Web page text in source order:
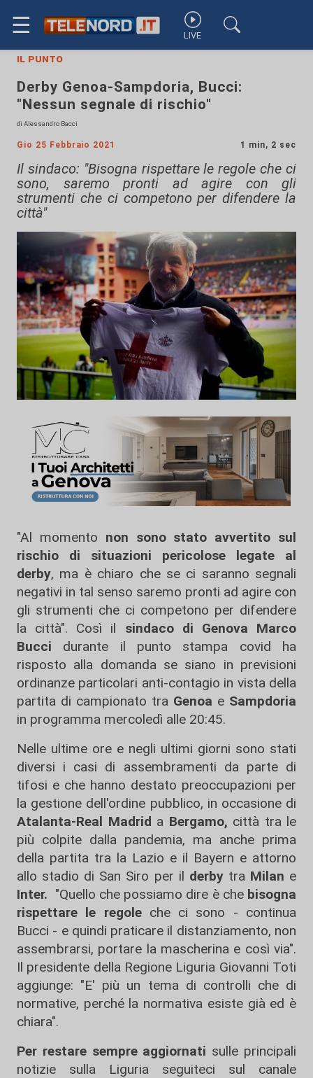
☰ LIVE
il punto
Derby Genoa-Sampdoria, Bucci:
"Nessun segnale di rischio"
di Alessandro Bacci
Gio 25 Febbraio 2021 1 min, 2 sec
Il sindaco: "Bisogna rispettare le regole che ci
sono, saremo pronti ad agire con gli
strumenti che ci competono per difendere la
città"
"Al momento non sono stato avvertito sul
rischio di situazioni pericolose legate al
derby, ma è chiaro che se ci saranno segnali
negativi in tal senso saremo pronti ad agire con
gli strumenti che ci competono per difendere
la città". Così il sindaco di Genova Marco
Bucci durante il punto stampa covid ha
risposto alla domanda se siano in previsioni
ordinanze particolari anti-contagio in vista della
partita di campionato tra Genoa e Sampdoria
in programma mercoledì alle 20:45.
Nelle ultime ore e negli ultimi giorni sono stati
diversi i casi di assembramenti da parte di
tifosi e che hanno destato preoccupazioni per
la gestione dell'ordine pubblico, in occasione di
Atalanta-Real Madrid a Bergamo, città tra le
più colpite dalla pandemia, ma anche prima
della partita tra la Lazio e il Bayern e attorno
allo stadio di San Siro per il derbytra Milan e
Inter. "Quello che possiamo dire è che bisogna
rispettare le regoleche ci sono - continua
Bucci - e quindi praticare il distanziamento, non
assembrarsi, portare la mascherina e così via".
Il presidente della Regione Liguria Giovanni Toti
aggiunge: "E' più un tema di controlli che di
normative, perché la normativa esiste già ed è
chiara".
Per restare sempre aggiornati sulle principali
notizie sulla Liguria seguiteci sul canale